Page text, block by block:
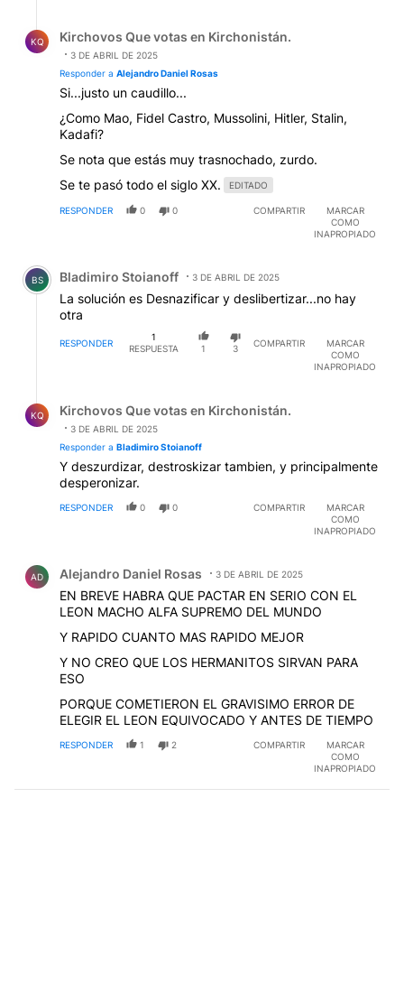
KQ Kirchovos Que votas en Kirchonistán.
3 DE ABRIL DE 2025
Responder a Alejandro Daniel Rosas
Si...justo un caudillo...
¿Como Mao, Fidel Castro, Mussolini, Hitler, Stalin,
Kadafi?
Se nota que estás muy trasnochado, zurdo.
Se te pasó todo el siglo XX.
EDITADO
RESPONDER 0 0 COMPARTIR
MARCAR
COMO
INAPROPIADO
Comentario de Bladimiro Stoianoff.
BS Bladimiro Stoianoff 3 DE ABRIL DE 2025
La solución es Desnazificar y deslibertizar...no hay
otra
RESPONDER
1
RESPUESTA
1 3
COMPARTIR
MARCAR
COMO
INAPROPIADO
KQ Kirchovos Que votas en Kirchonistán.
3 DE ABRIL DE 2025
Responder a Bladimiro Stoianoff
Y deszurdizar, destroskizar tambien, y principalmente
desperonizar.
RESPONDER 0 0 COMPARTIR
MARCAR
COMO
INAPROPIADO
AD Alejandro Daniel Rosas 3 DE ABRIL DE 2025
EN BREVE HABRA QUE PACTAR EN SERIO CON EL
LEON MACHO ALFA SUPREMO DEL MUNDO
Y RAPIDO CUANTO MAS RAPIDO MEJOR
Y NO CREO QUE LOS HERMANITOS SIRVAN PARA
ESO
PORQUE COMETIERON EL GRAVISIMO ERROR DE
ELEGIR EL LEON EQUIVOCADO Y ANTES DE TIEMPO
RESPONDER 1 2 COMPARTIR
MARCAR
COMO
INAPROPIADO